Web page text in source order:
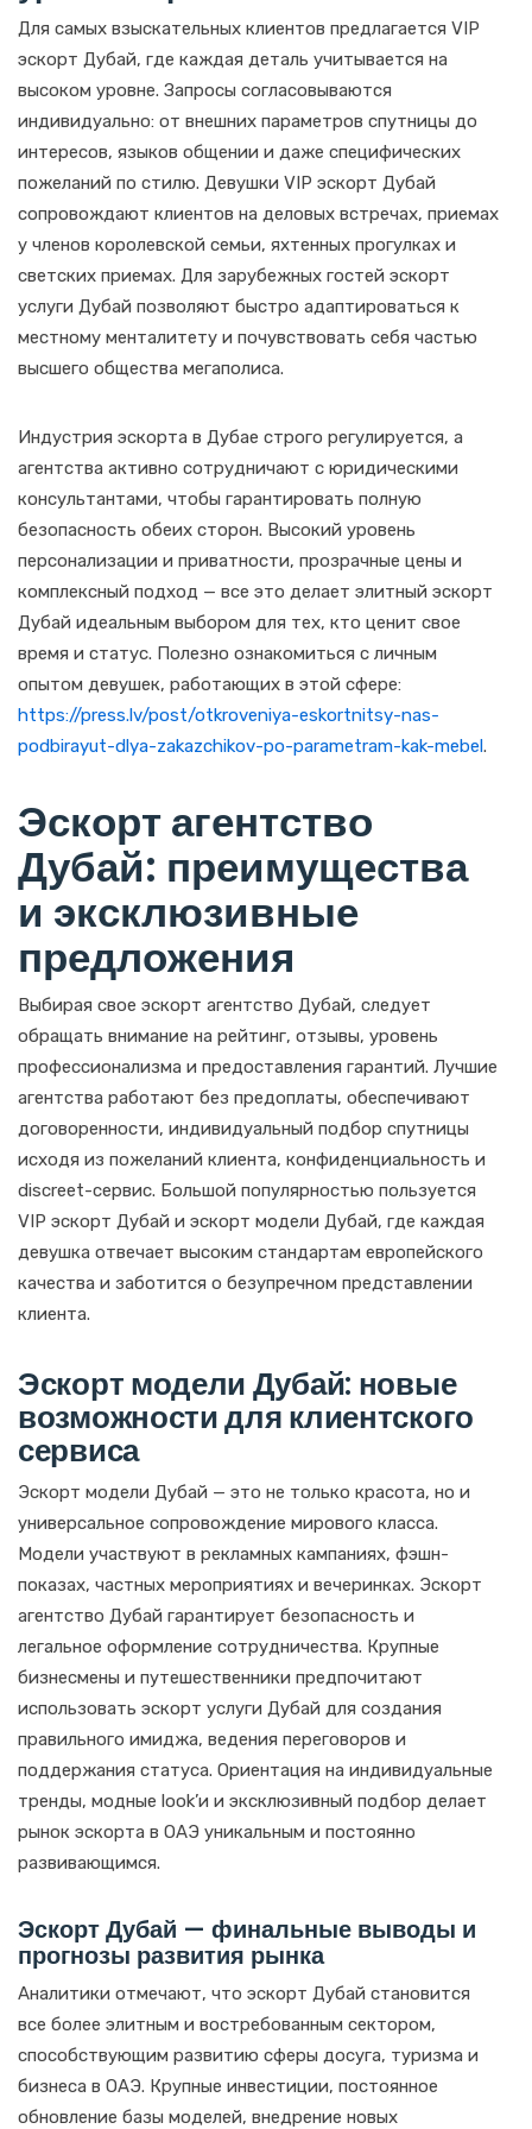
Для самых взыскательных клиентов предлагается VIP
эскорт Дубай, где каждая деталь учитывается на
высоком уровне. Запросы согласовываются
индивидуально: от внешних параметров спутницы до
интересов, языков общении и даже специфических
пожеланий по стилю. Девушки VIP эскорт Дубай
сопровождают клиентов на деловых встречах, приемах
у членов королевской семьи, яхтенных прогулках и
светских приемах. Для зарубежных гостей эскорт
услуги Дубай позволяют быстро адаптироваться к
местному менталитету и почувствовать себя частью
высшего общества мегаполиса.
Индустрия эскорта в Дубае строго регулируется, а
агентства активно сотрудничают с юридическими
консультантами, чтобы гарантировать полную
безопасность обеих сторон. Высокий уровень
персонализации и приватности, прозрачные цены и
комплексный подход — все это делает элитный эскорт
Дубай идеальным выбором для тех, кто ценит свое
время и статус. Полезно ознакомиться с личным
опытом девушек, работающих в этой сфере:
https://press.lv/post/otkroveniya-eskortnitsy-nas-
podbirayut-dlya-zakazchikov-po-parametram-kak-mebel.
Эскорт агентство
Дубай: преимущества
и эксклюзивные
предложения
Выбирая свое эскорт агентство Дубай, следует
обращать внимание на рейтинг, отзывы, уровень
профессионализма и предоставления гарантий. Лучшие
агентства работают без предоплаты, обеспечивают
договоренности, индивидуальный подбор спутницы
исходя из пожеланий клиента, конфиденциальность и
discreet-сервис. Большой популярностью пользуется
VIP эскорт Дубай и эскорт модели Дубай, где каждая
девушка отвечает высоким стандартам европейского
качества и заботится о безупречном представлении
клиента.
Эскорт модели Дубай: новые
возможности для клиентского
сервиса
Эскорт модели Дубай — это не только красота, но и
универсальное сопровождение мирового класса.
Модели участвуют в рекламных кампаниях, фэшн-
показах, частных мероприятиях и вечеринках. Эскорт
агентство Дубай гарантирует безопасность и
легальное оформление сотрудничества. Крупные
бизнесмены и путешественники предпочитают
использовать эскорт услуги Дубай для создания
правильного имиджа, ведения переговоров и
поддержания статуса. Ориентация на индивидуальные
тренды, модные look’и и эксклюзивный подбор делает
рынок эскорта в ОАЭ уникальным и постоянно
развивающимся.
Эскорт Дубай — финальные выводы и
прогнозы развития рынка
Аналитики отмечают, что эскорт Дубай становится
все более элитным и востребованным сектором,
способствующим развитию сферы досуга, туризма и
бизнеса в ОАЭ. Крупные инвестиции, постоянное
обновление базы моделей, внедрение новых